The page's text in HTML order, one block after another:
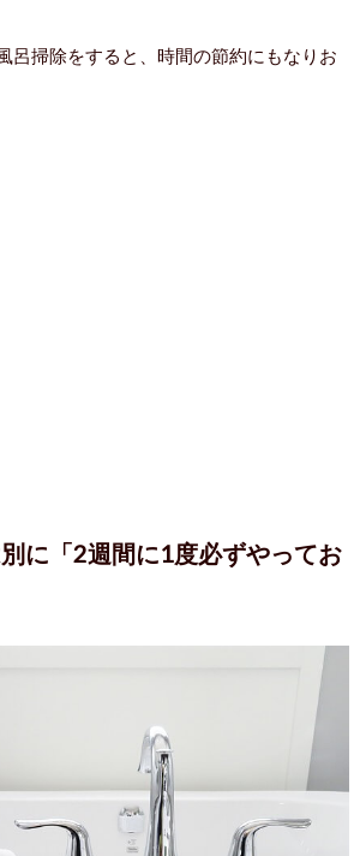
呂掃除をすると、時間の節約にもなりお
に「2週間に1度必ずやってお